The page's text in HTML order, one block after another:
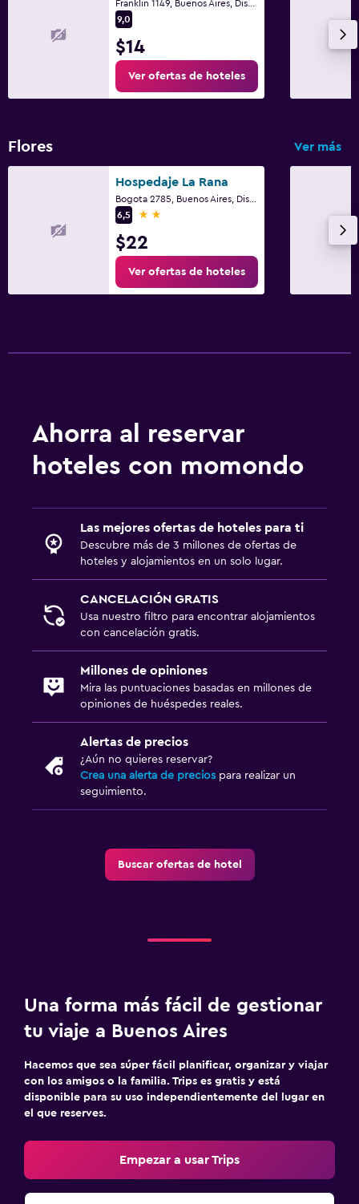
9,0
$14
Ver ofertas de hoteles
Flores Ver más
Hospedaje La Rana
6,5
2 estrellas
$22
Ver ofertas de hoteles
Ahorra al reservar
hoteles con momondo
Las mejores ofertas de hoteles para ti
Descubre más de 3 millones de ofertas de
hoteles y alojamientos en un solo lugar.
CANCELACIÓN GRATIS
Usa nuestro filtro para encontrar alojamientos
con cancelación gratis.
Millones de opiniones
Mira las puntuaciones basadas en millones de
opiniones de huéspedes reales.
Alertas de precios
¿Aún no quieres reservar?
Crea una alerta de precios para realizar un
seguimiento.
Buscar ofertas de hotel
Una forma más fácil de gestionar
tu viaje a Buenos Aires
Hacemos que sea súper fácil planificar, organizar y viajar
con los amigos o la familia. Trips es gratis y está
disponible para su uso independientemente del lugar en
el que reserves.
Empezar a usar Trips